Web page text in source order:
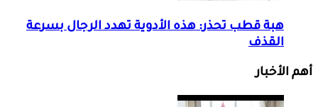
هبة قطب تحذر: هذه الأدوية تهدد الرجال بسرعة
القذف
أهم الأخبار